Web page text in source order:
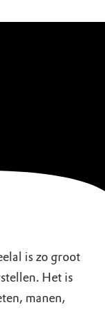
is zo groot
Het is
manen,